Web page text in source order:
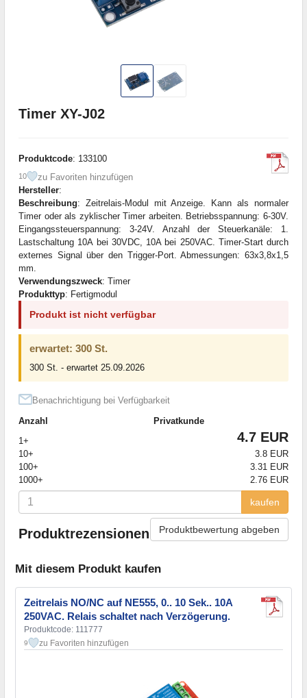
Timer XY-J02
Produktcode: 133100
10
zu Favoriten hinzufügen
Hersteller:
Beschreibung: Zeitrelais-Modul mit Anzeige. Kann als normaler
Timer oder als zyklischer Timer arbeiten. Betriebsspannung: 6-30V.
Eingangssteuerspannung: 3-24V. Anzahl der Steuerkanäle: 1.
Lastschaltung 10A bei 30VDC, 10A bei 250VAC. Timer-Start durch
externes Signal über den Trigger-Port. Abmessungen: 63x3,8x1,5
mm.
Verwendungszweck: Timer
Produkttyp: Fertigmodul
Produkt ist nicht verfügbar
erwartet: 300 St.
300 St. - erwartet 25.09.2026
Benachrichtigung bei Verfügbarkeit
Anzahl
Privatkunde
1+
4.7 EUR
10+
3.8 EUR
100+
3.31 EUR
1000+
2.76 EUR
kaufen
Produktrezensionen Produktbewertung abgeben
Mit diesem Produkt kaufen
Zeitrelais NO/NC auf NE555, 0.. 10 Sek.. 10A
250VAC. Relais schaltet nach Verzögerung.
Produktcode: 111777
9 zu Favoriten hinzufügen